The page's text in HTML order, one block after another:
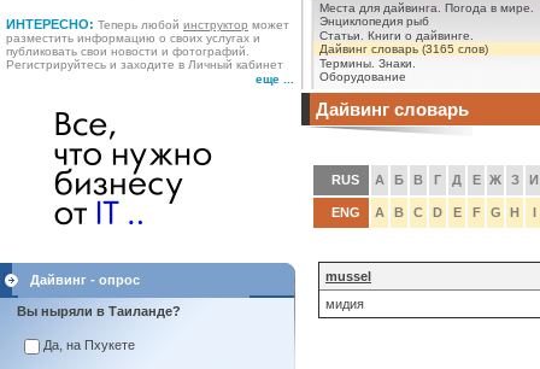
ИНТЕРЕСНО: Теперь любой инструктор может
разместить информацию о своих услугах и
публиковать свои новости и фотографий.
Регистрируйтесь и заходите в Личный кабинет
еще ...
Места для дайвинга.
Погода в мире.
Энциклопедия рыб
Статьи.
Книги о дайвинге.
Дайвинг словарь (3165 слов)
Термины. Знаки.
Оборудование
Дайвинг - опрос
Вы ныряли в Таиланде?
Да, на Пхукете
Дайвинг словарь
RUS А Б В Г Д Е Ж З И
ENG A B C D E F G H I
mussel
мидия